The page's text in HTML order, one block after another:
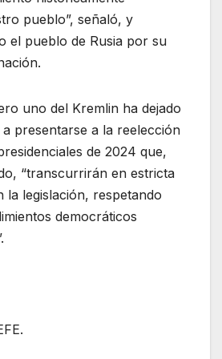
pueblo”, señaló, y
el pueblo de Rusia por su
uno del Kremlin ha dejado
presentarse a la reelección
de 2024 que,
“transcurrirán en estricta
la legislación, respetando
democráticos